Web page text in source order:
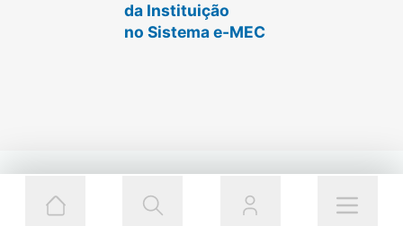
da Instituição
no Sistema e-MEC